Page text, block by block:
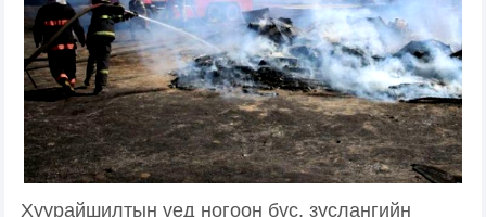
Хуурайшилтын үед ногоон бүс, зуслангийн